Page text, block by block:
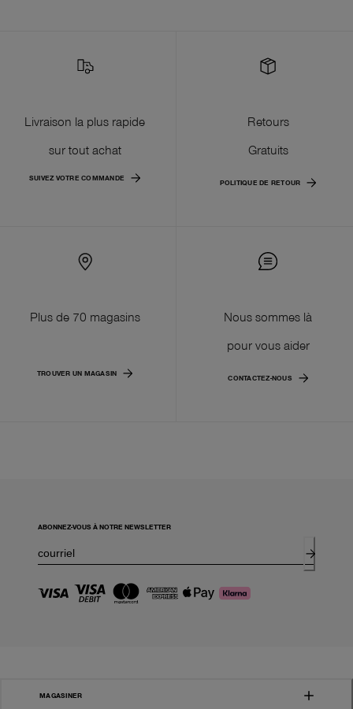
Livraison la plus rapide
sur tout achat
SUIVEZ VOTRE COMMANDE
Retours
Gratuits
POLITIQUE DE RETOUR
Plus de 70 magasins
TROUVER UN MAGASIN
Nous sommes là
pour vous aider
CONTACTEZ-NOUS
ABONNEZ-VOUS À NOTRE NEWSLETTER
MAGASINER